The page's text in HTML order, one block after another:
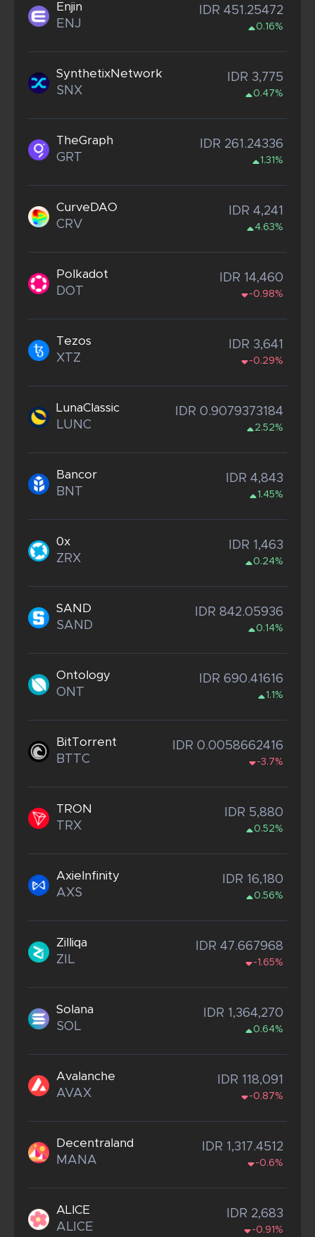
Enjin
ENJ
IDR 451.25472
0.16%
SynthetixNetwork
SNX
IDR 3,775
0.47%
TheGraph
GRT
IDR 261.24336
1.31%
CurveDAO
CRV
IDR 4,241
4.63%
Polkadot
DOT
IDR 14,460
-0.98%
Tezos
XTZ
IDR 3,641
-0.29%
LunaClassic
LUNC
IDR 0.9079373184
2.52%
Bancor
BNT
IDR 4,843
1.45%
0x
ZRX
IDR 1,463
0.24%
SAND
SAND
IDR 842.05936
0.14%
Ontology
ONT
IDR 690.41616
1.1%
BitTorrent
BTTC
IDR 0.0058662416
-3.7%
TRON
TRX
IDR 5,880
0.52%
AxieInfinity
AXS
IDR 16,180
0.56%
Zilliqa
ZIL
IDR 47.667968
-1.65%
Solana
SOL
IDR 1,364,270
0.64%
Avalanche
AVAX
IDR 118,091
-0.87%
Decentraland
MANA
IDR 1,317.4512
-0.6%
ALICE
ALICE
IDR 2,683
-0.91%